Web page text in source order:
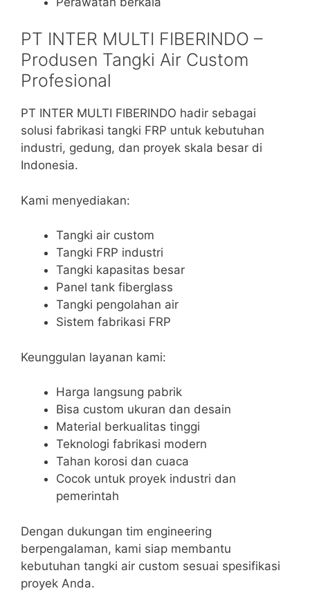
PT INTER MULTI FIBERINDO –
Produsen Tangki Air Custom
Profesional
PT INTER MULTI FIBERINDO hadir sebagai
solusi fabrikasi tangki FRP untuk kebutuhan
industri, gedung, dan proyek skala besar di
Indonesia.
Kami menyediakan:
Tangki air custom
Tangki FRP industri
Tangki kapasitas besar
Panel tank fiberglass
Tangki pengolahan air
Sistem fabrikasi FRP
Keunggulan layanan kami:
Harga langsung pabrik
Bisa custom ukuran dan desain
Material berkualitas tinggi
Teknologi fabrikasi modern
Tahan korosi dan cuaca
Cocok untuk proyek industri dan
pemerintah
Dengan dukungan tim engineering
berpengalaman, kami siap membantu
kebutuhan tangki air custom sesuai spesifikasi
proyek Anda.